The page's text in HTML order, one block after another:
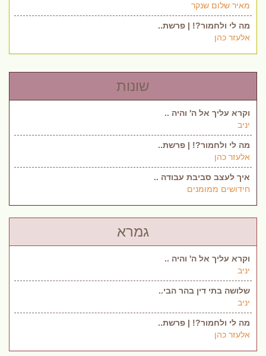
מאיר שלום שנקר
מה לי ולחמור?! | פרשת..
אלעזר כהן
שונות
וקרא עליך אל ה' והיה ..
יניב
מה לי ולחמור?! | פרשת..
אלעזר כהן
איך לעצב סביבת עבודה ..
חידושים ממומנים
גמרא
וקרא עליך אל ה' והיה ..
יניב
שלושה בתי דין בהר הבי..
יניב
מה לי ולחמור?! | פרשת..
אלעזר כהן